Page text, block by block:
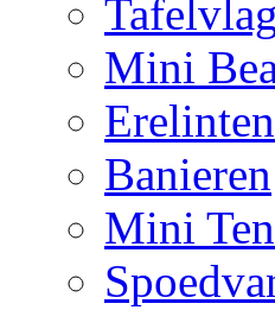
Mini
Erelinten
Banieren
Mini